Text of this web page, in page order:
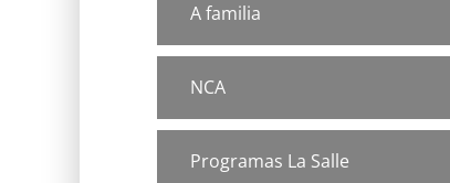
A familia
NCA
Programas La Salle